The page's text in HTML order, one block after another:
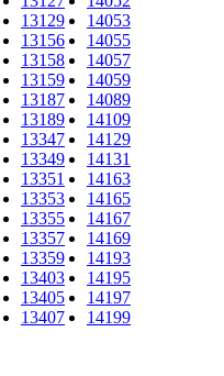
13129
13156
13158
13159
13187
13189
13347
13349
13351
13353
13355
13357
13359
13403
13405
13407
14053
14055
14057
14059
14089
14109
14129
14131
14163
14165
14167
14169
14193
14195
14197
14199